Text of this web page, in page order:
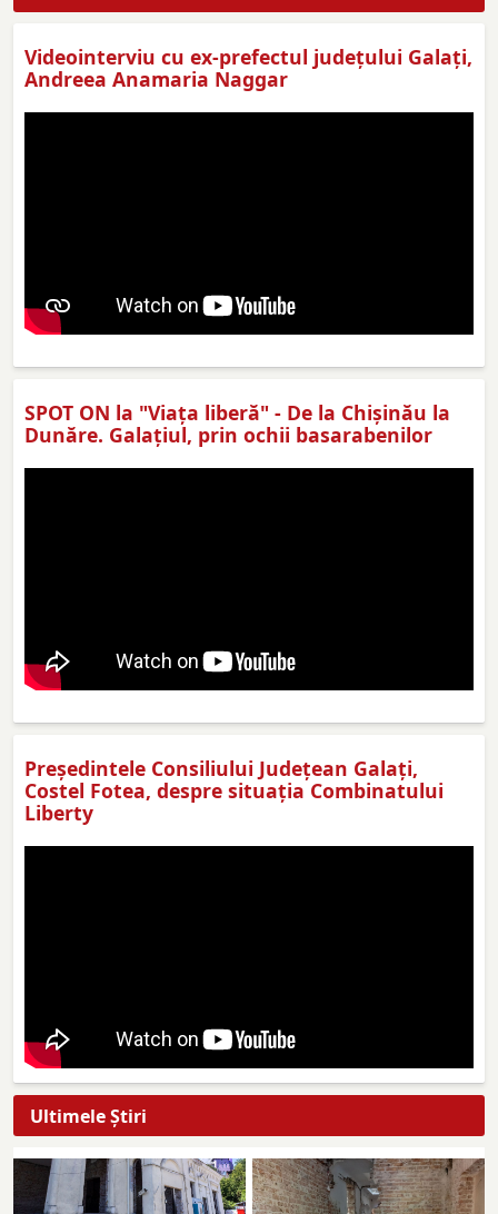
Videointerviu cu ex-prefectul judeţului Galaţi,
Andreea Anamaria Naggar
SPOT ON la "Viaţa liberă" - De la Chișinău la
Dunăre. Galațiul, prin ochii basarabenilor
Preşedintele Consiliului Judeţean Galaţi,
Costel Fotea, despre situaţia Combinatului
Liberty
Ultimele Ştiri